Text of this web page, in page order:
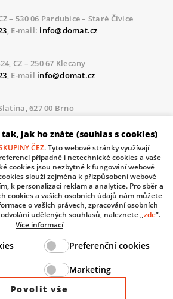
– 530 06 Pardubice – Staré Čívice
, E-mail: info@domat.cz
CZ – 250 67 Klecany
, E-mail info@domat.cz
627 00 Brno
, E-mailinfo@domat.cz
realizované akce
, E-mailservis@domat.cz
, WhatsApp:+420 603 735 402
osobních údajích.
and Trade of the Czech Republic
jak ho znáte (souhlas s cookies)
ČEZ. Tyto webové stránky využívají
případně i netechnické cookies a vaše
cookies jsou nezbytné k fungování webové
slouží zejména k přizpůsobení webové
k personalizaci reklam a analytice. Pro sběr a
cookies a vašich osobních údajů nám můžete
o vašich právech, zpracování osobních
udělených souhlasů, naleznete „zde“.
Více informací
Preferenční cookies
Marketing
Povolit vše